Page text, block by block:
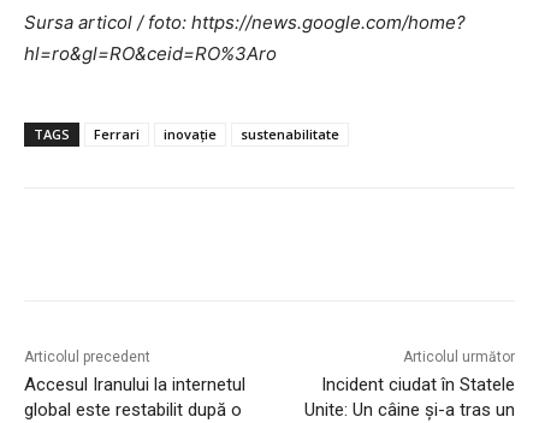
Sursa articol / foto: https://news.google.com/home?
hl=ro&gl=RO&ceid=RO%3Aro
TAGS Ferrari inovație sustenabilitate
Articolul precedent
Accesul Iranului la internetul
global este restabilit după o
Articolul următor
Incident ciudat în Statele
Unite: Un câine și-a tras un